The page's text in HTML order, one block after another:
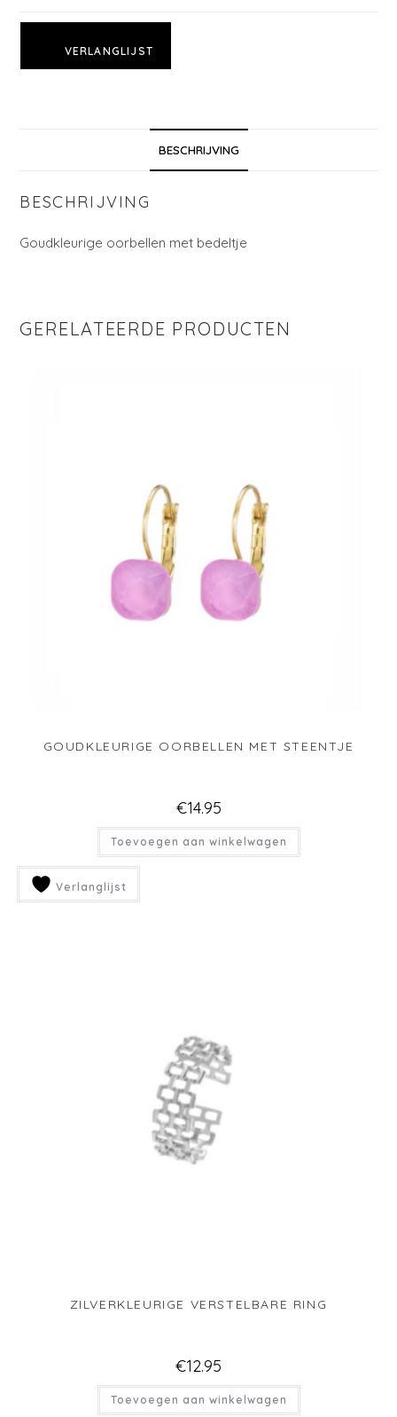
VERLANGLIJST
BESCHRIJVING
BESCHRIJVING
Goudkleurige oorbellen met bedeltje
GERELATEERDE PRODUCTEN
GOUDKLEURIGE OORBELLEN MET STEENTJE
€14.95
Toevoegen aan winkelwagen
Verlanglijst
ZILVERKLEURIGE VERSTELBARE RING
€12.95
Toevoegen aan winkelwagen